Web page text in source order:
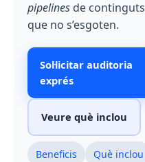
pipelines de continguts
que no s’esgoten.
Sol·licitar auditoria
exprés
Veure què inclou
Beneficis
Què inclou